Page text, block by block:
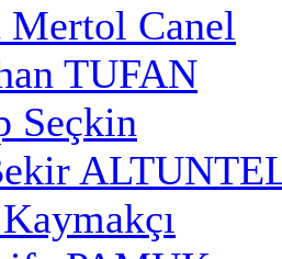
Mertol Canel
TUFAN
Seçkin